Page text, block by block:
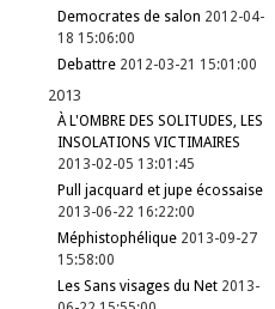
Democrates de salon 2012-04-
18 15:06:00
Debattre 2012-03-21 15:01:00
2013
À L'OMBRE DES SOLITUDES, LES
INSOLATIONS VICTIMAIRES
2013-02-05 13:01:45
Pull jacquard et jupe écossaise
2013-06-22 16:22:00
Méphistophélique 2013-09-27
15:58:00
Les Sans visages du Net 2013-